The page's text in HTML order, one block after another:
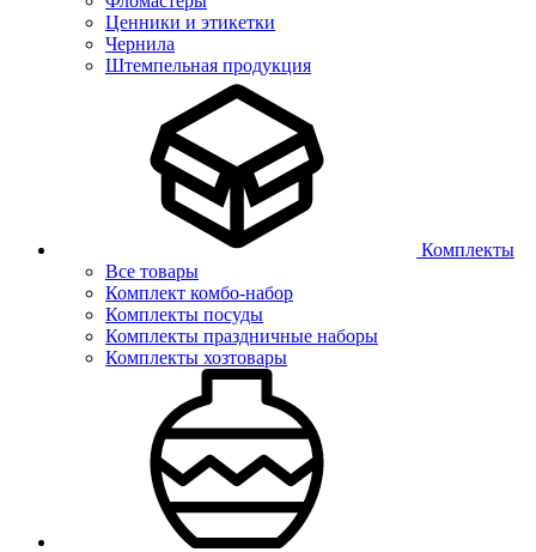
Ценники и этикетки
Чернила
Штемпельная продукция
Комплекты
Все товары
Комплект комбо-набор
Комплекты посуды
Комплекты праздничные наборы
Комплекты хозтовары